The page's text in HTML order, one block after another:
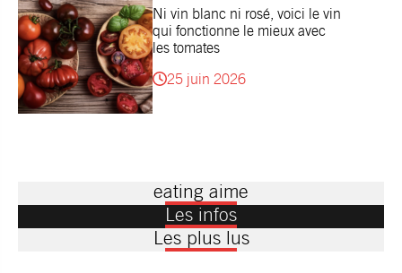
Ni vin blanc ni rosé, voici le vin
qui fonctionne le mieux avec
les tomates
25 juin 2026
eating aime
Les infos
Les plus lus